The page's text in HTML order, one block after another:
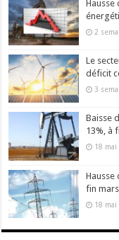
Hausse
2
Le
déficit
3
Baisse
13%, à
18 mai
Hausse
fin
18 mai